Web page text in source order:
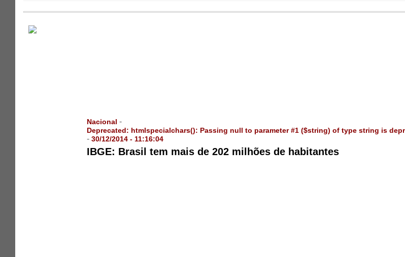
Nacional -
Deprecated: htmlspecialchars(): Passing null to parameter #1 ($string) of type string is
-30/12/2014 - 11:16:04
IBGE: Brasil tem mais de 202 milhões de habitantes